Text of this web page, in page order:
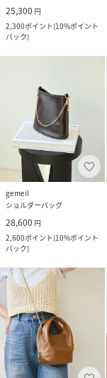
25,300 円
2,300ポイント(10%ポイント
バック)
gemeil
ショルダーバッグ
28,600 円
2,600ポイント(10%ポイント
バック)